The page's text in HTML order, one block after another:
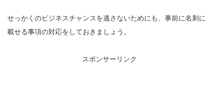
せっかくのビジネスチャンスを逃さないためにも、事前に名刺に
載せる事項の対応をしておきましょう。
スポンサーリンク